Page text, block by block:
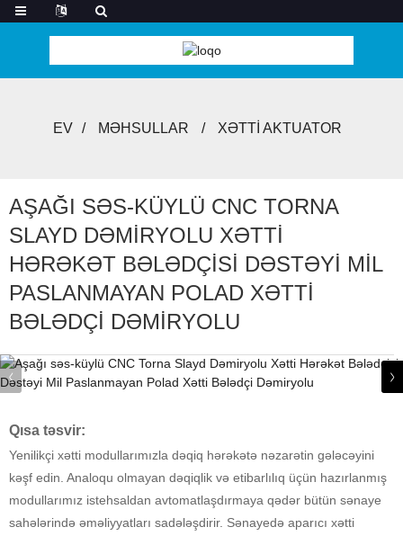
EV MƏHSULLAR XƏTTI AKTUATOR
AŞAĞI SƏS-KÜYLÜ CNC TORNA
SLAYD DƏMIRYOLU XƏTTI
HƏRƏKƏT BƏLƏDÇISI DƏSTƏYI MIL
PASLANMAYAN POLAD XƏTTI
BƏLƏDÇI DƏMIRYOLU
Qısa təsvir:
Yenilikçi xətti modullarımızla dəqiq hərəkətə nəzarətin gələcəyini
kəşf edin. Analoqu olmayan dəqiqlik və etibarlılıq üçün hazırlanmış
modullarımız istehsaldan avtomatlaşdırmaya qədər bütün sənaye
sahələrində əməliyyatları sadələşdirir. Sənayedə aparıcı xətti